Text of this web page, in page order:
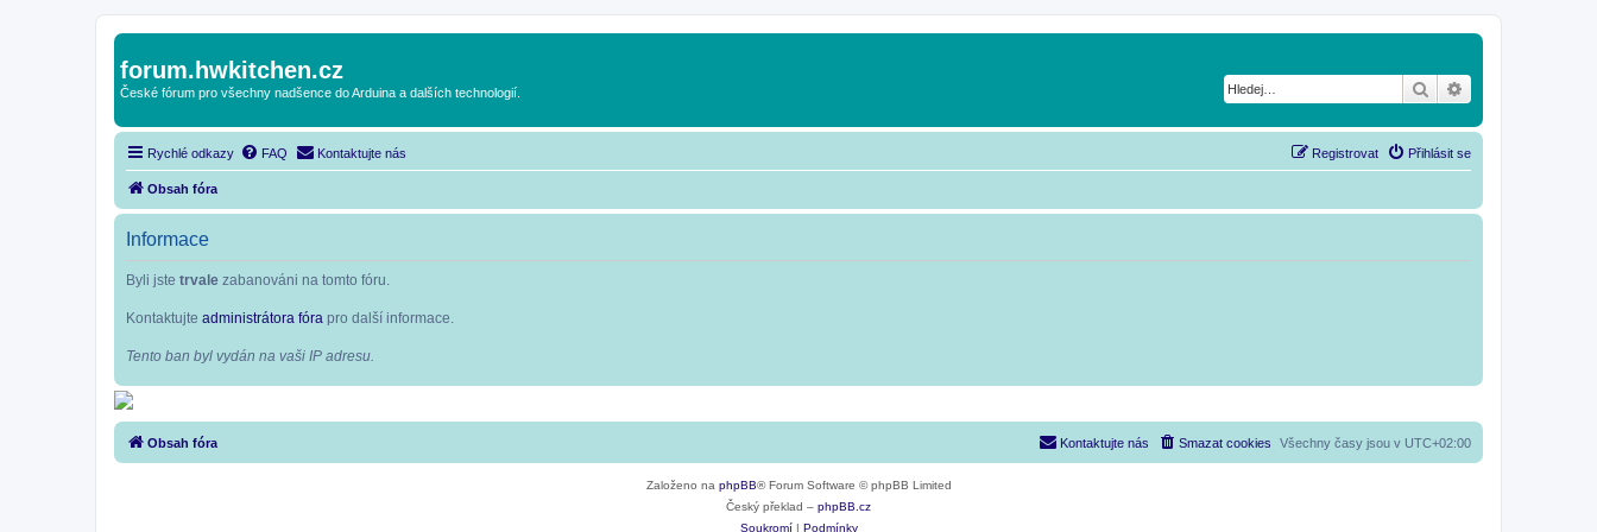
forum.hwkitchen.cz
České fórum pro všechny nadšence do Arduina a dalších technologií. Hledat
Rychlé odkazy FAQ Kontaktujte nás Přihlásit se
Registrovat
Obsah fóra
Informace
Byli jste trvale zabanováni na tomto fóru.
Kontaktujte administrátora fóra pro další informace.
Tento ban byl vydán na vaši IP adresu.
Obsah fóra Všechny časy jsou v UTC+02:00
Smazat cookies
Kontaktujte nás
Založeno na phpBB® Forum Software © phpBB Limited
Český překlad – phpBB.cz
Soukromí| Podmínky